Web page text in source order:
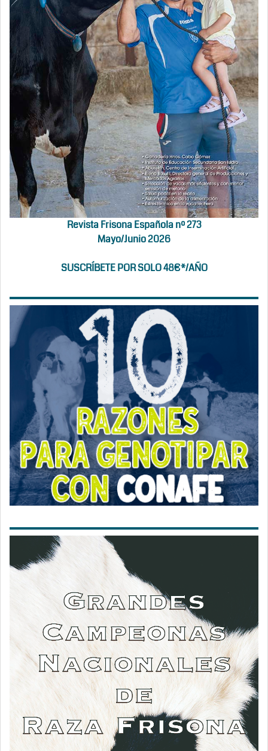
Revista Frisona Española nº 273
Mayo/Junio 2026
SUSCRÍBETE POR SOLO 48€*/AÑO